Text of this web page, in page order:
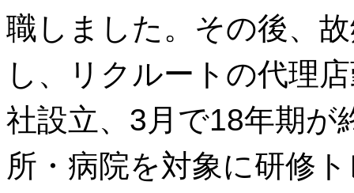
職しました。その後、
し、リクルートの代理
社設立、3月で18年期が
所・病院を対象に研修